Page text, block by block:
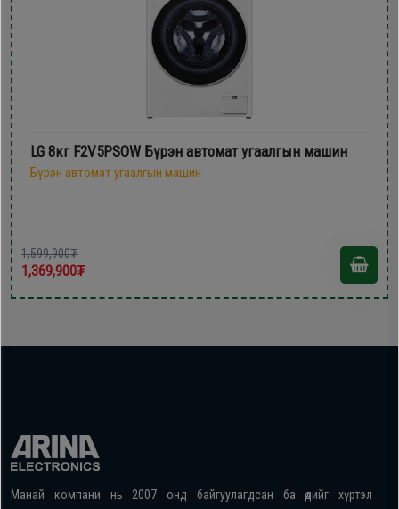
LG 8кг F2V5PSOW Бүрэн автомат угаалгын машин
Бүрэн автомат угаалгын машин
1,599,900₮
1,369,900₮
Манай компани нь 2007 онд байгуулагдсан ба өдийг хүртэл